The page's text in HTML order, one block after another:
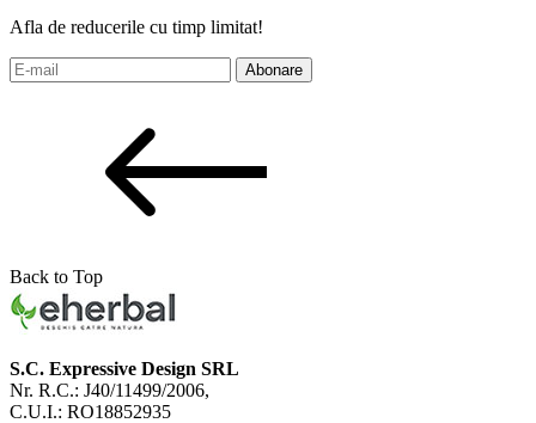
Afla de reducerile cu timp limitat!
Abonare
Back to Top
S.C. Expressive Design SRL
Nr. R.C.: J40/11499/2006,
C.U.I.: RO18852935